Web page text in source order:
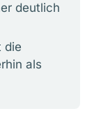
deutlich
die
als